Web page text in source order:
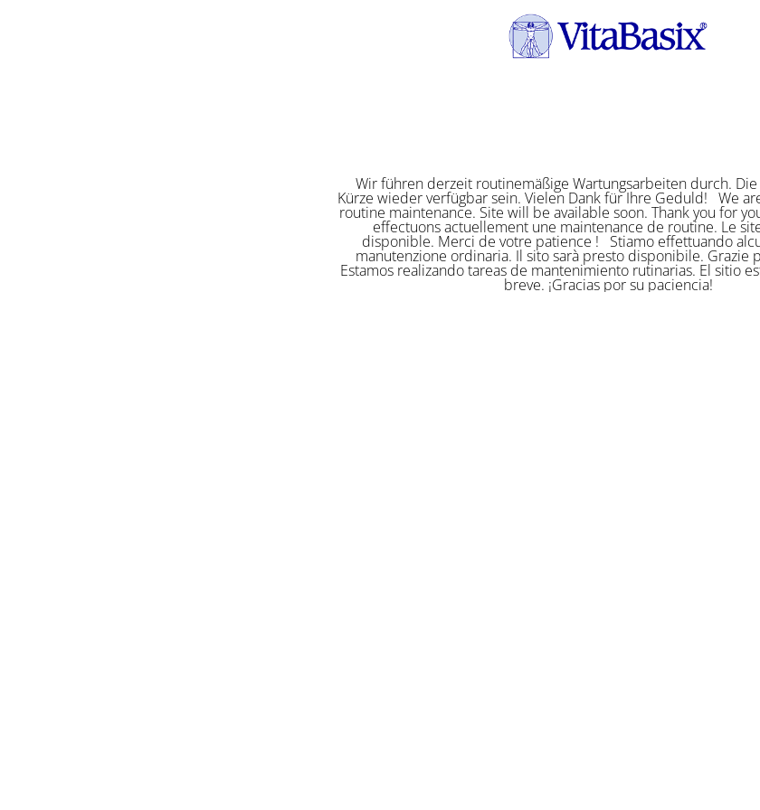
Wir führen derzeit routinemäßige Wartungsarbeiten durch.
Kürze wieder verfügbar sein. Vielen Dank für Ihre Geduld! We
routine maintenance. Site will be available soon. Thank you for
effectuons actuellement une maintenance de routine. Le
disponible. Merci de votre patience ! Stiamo effettuando
manutenzione ordinaria. Il sito sarà presto disponibile. Grazie
Estamos realizando tareas de mantenimiento rutinarias. El sitio
breve. ¡Gracias por su paciencia!